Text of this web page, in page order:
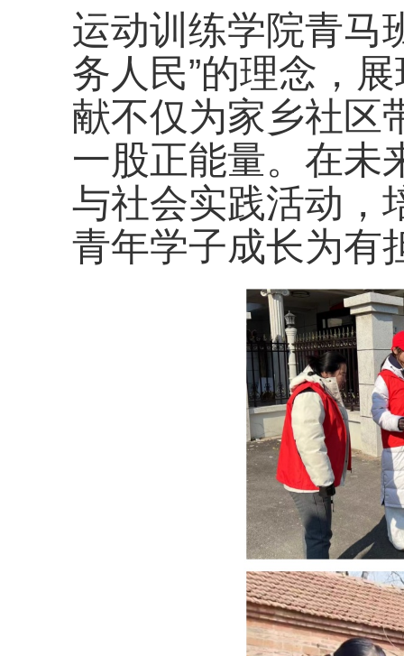
运动训练学院青马
务人民”的理念，
献不仅为家乡社区
一股正能量。在未
与社会实践活动，
青年学子成长为有